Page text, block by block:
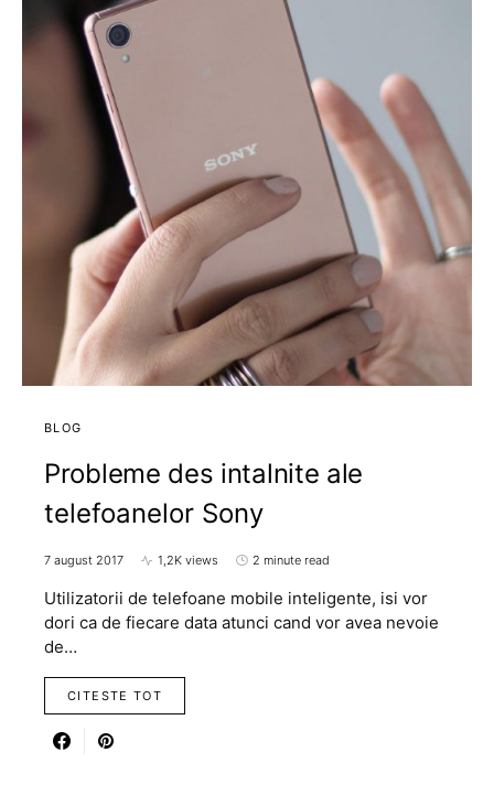
BLOG
Probleme des intalnite ale
telefoanelor Sony
7 august 2017 1,2K views 2 minute read
Utilizatorii de telefoane mobile inteligente, isi vor
dori ca de fiecare data atunci cand vor avea nevoie
de…
CITESTE TOT